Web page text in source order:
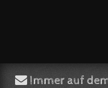
Immer auf